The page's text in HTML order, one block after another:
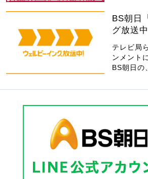
BS朝日
グ放送中
テレビ局
ンメント
BS朝日の